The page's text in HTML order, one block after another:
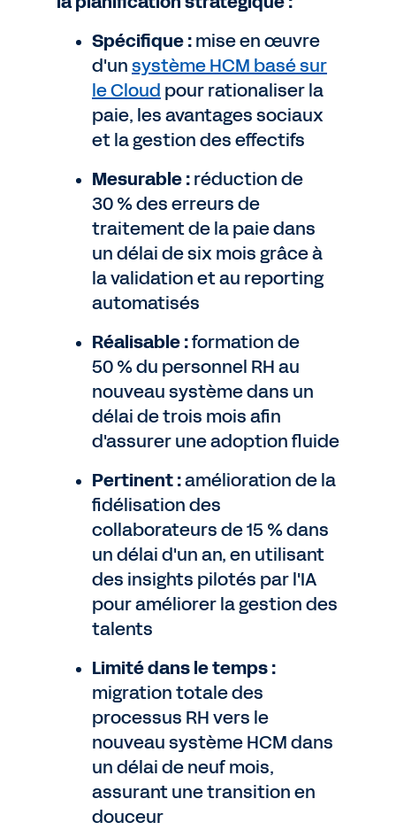
Spécifique :mise en œuvre
d'unsystème HCM basé sur
le Cloud pour rationaliser la
paie, les avantages sociaux
et la gestion des effectifs
Mesurable :réduction de
30 % des erreurs de
traitement de la paie dans
un délai de six mois grâce à
la validation et au reporting
automatisés
Réalisable :formation de
50 % du personnel RH au
nouveau système dans un
délai de trois mois afin
d'assurer une adoption fluide
Pertinent :amélioration de la
fidélisation des
collaborateurs de 15 % dans
un délai d'un an, en utilisant
des insights pilotés par l'IA
pour améliorer la gestion des
talents
Limité dans le temps :
migration totale des
processus RH vers le
nouveau système HCM dans
un délai de neuf mois,
assurant une transition en
douceur